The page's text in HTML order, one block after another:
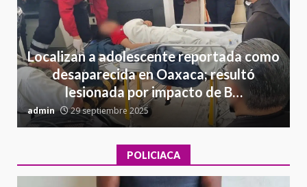
Localizan a adolescente reportada como
desaparecida en Oaxaca; resultó
lesionada por impacto de B…
admin 29 septiembre 2025
POLICIACA